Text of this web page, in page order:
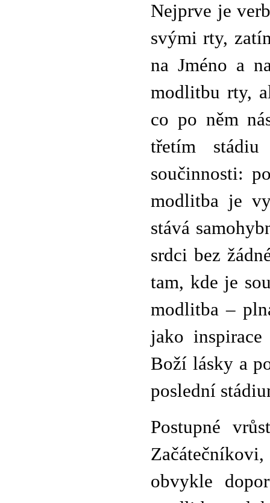
Nejprve je
svými rty,
na Jméno a
modlitbu rty,
co po něm
třetím
součinnosti:
modlitba je
stává
srdci bez
tam, kde je
modlitba –
jako
Boží lásky a
poslední
Postupné
obvykle